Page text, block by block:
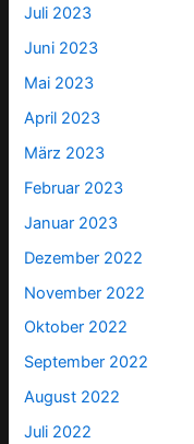
Juli 2023
Juni 2023
Mai 2023
April 2023
März 2023
Februar 2023
Januar 2023
Dezember 2022
November 2022
Oktober 2022
September 2022
August 2022
Juli 2022